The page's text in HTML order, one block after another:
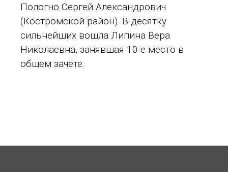
Пологно Сергей Александрович
(Костромской район). В десятку
сильнейших вошла Липина Вера
Николаевна, занявшая 10-е место в
общем зачёте.